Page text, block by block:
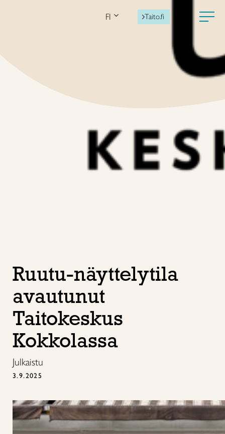
FI Taito.fi
Ruutu-näyttelytila
avautunut
Taitokeskus
Kokkolassa
Julkaistu
3.9.2025